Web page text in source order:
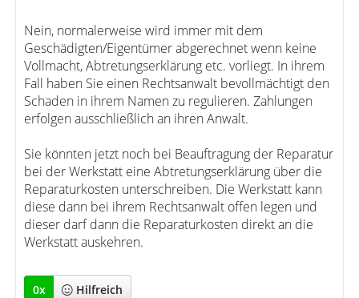
Nein, normalerweise wird immer mit dem
Geschädigten/Eigentümer abgerechnet wenn keine
Vollmacht, Abtretungserklärung etc. vorliegt. In ihrem
Fall haben Sie einen Rechtsanwalt bevollmächtigt den
Schaden in ihrem Namen zu regulieren. Zahlungen
erfolgen ausschließlich an ihren Anwalt.
Sie könnten jetzt noch bei Beauftragung der Reparatur
bei der Werkstatt eine Abtretungserklärung über die
Reparaturkosten unterschreiben. Die Werkstatt kann
diese dann bei ihrem Rechtsanwalt offen legen und
dieser darf dann die Reparaturkosten direkt an die
Werkstatt auskehren.
0x Hilfreich